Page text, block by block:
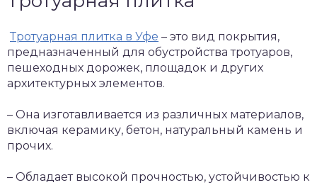
Тротуарная плитка в Уфе – это вид покрытия,
предназначенный для обустройства тротуаров,
пешеходных дорожек, площадок и других
архитектурных элементов.
– Она изготавливается из различных материалов,
включая керамику, бетон, натуральный камень и
прочих.
– Обладает высокой прочностью, устойчивостью к